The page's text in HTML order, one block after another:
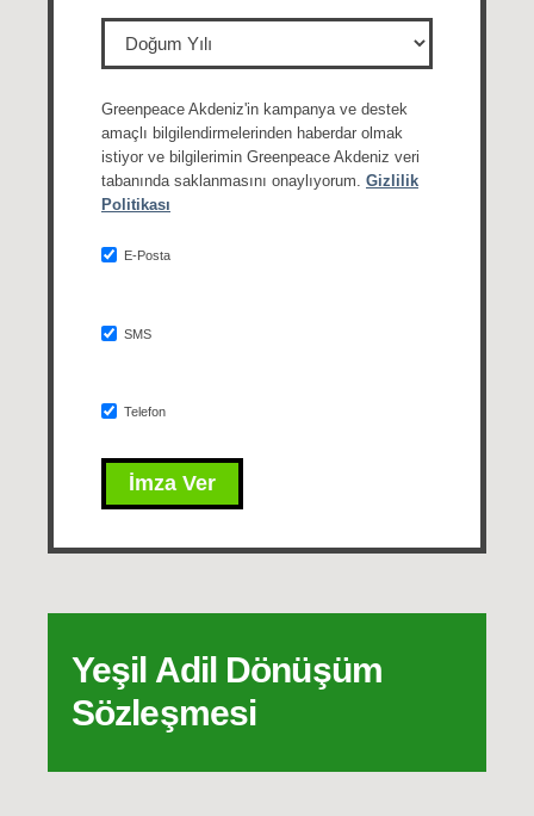
Greenpeace Akdeniz'in kampanya ve destek
amaçlı bilgilendirmelerinden haberdar olmak
istiyor ve bilgilerimin Greenpeace Akdeniz veri
tabanında saklanmasını onaylıyorum. Gizlilik
Politikası
E-Posta
SMS
Telefon
Yeşil Adil Dönüşüm
Sözleşmesi